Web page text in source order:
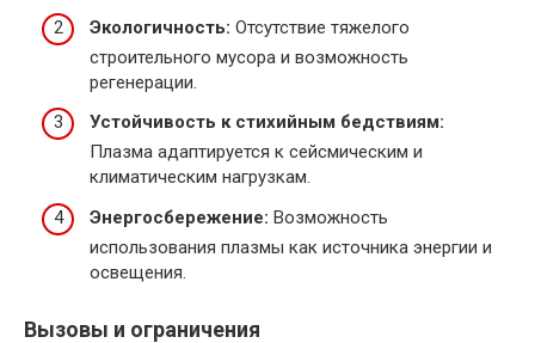
Экологичность: Отсутствие тяжелого
строительного мусора и возможность
регенерации.
Устойчивость к стихийным бедствиям:
Плазма адаптируется к сейсмическим и
климатическим нагрузкам.
Энергосбережение: Возможность
использования плазмы как источника энергии и
освещения.
Вызовы и ограничения